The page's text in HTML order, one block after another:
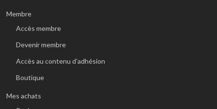
Membre
Accès membre
Devenir membre
Accès au contenu d’adhésion
Boutique
Mes achats